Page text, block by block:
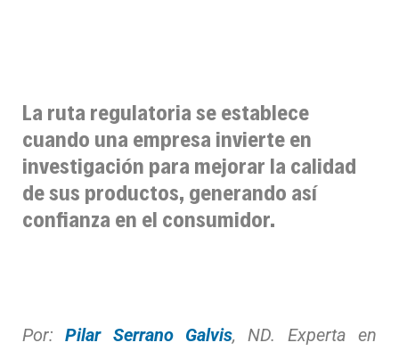
La ruta regulatoria se establece
cuando una empresa invierte en
investigación para mejorar la calidad
de sus productos, generando así
confianza en el consumidor.
Por:Pilar Serrano Galvis, ND. Experta en